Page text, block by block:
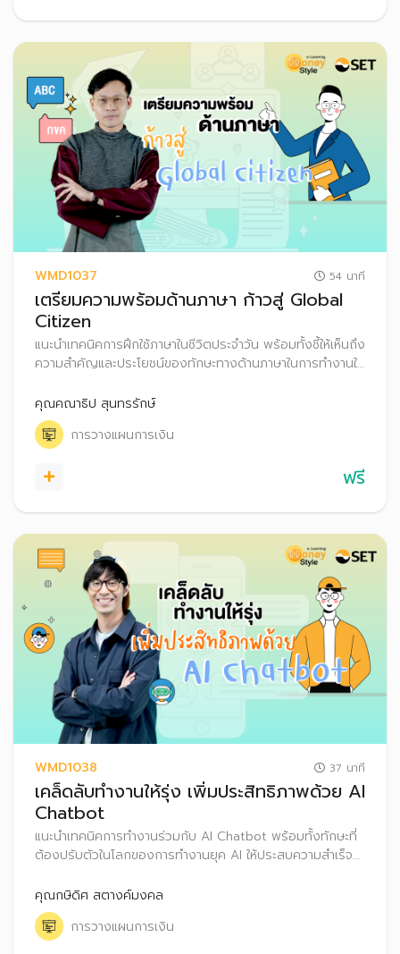
WMD1037 54 นาที
เตรียมความพร้อมด้านภาษา ก้าวสู่ Global
Citizen
แนะนำเทคนิคการฝึกใช้ภาษาในชีวิตประจำวัน พร้อมทั้งชี้ให้เห็นถึง
ความสำคัญและประโยชน์ของทักษะทางด้านภาษาในการทำงานให้
เป้าหมายชีวิตในระยะต่าง ๆ
คุณคณาธิป สุนทรรักษ์
การวางแผนการเงิน
ฟรี
WMD1038 37 นาที
เคล็ดลับทำงานให้รุ่ง เพิ่มประสิทธิภาพด้วย AI
Chatbot
แนะนำเทคนิคการทำงานร่วมกับ AI Chatbot พร้อมทั้งทักษะที่
ต้องปรับตัวในโลกของการทำงานยุค AI ให้ประสบความสำเร็จ
Averaging : DCA)
คุณกษิดิศ สตางค์มงคล
การวางแผนการเงิน